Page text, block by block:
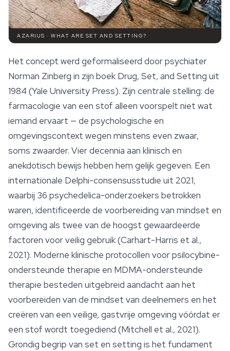
AZARIUS · WHAT ARE SET AND SETTING?
Het concept werd geformaliseerd door psychiater
Norman Zinberg in zijn boek Drug, Set, and Setting uit
1984 (Yale University Press). Zijn centrale stelling: de
farmacologie van een stof alleen voorspelt niet wat
iemand ervaart — de psychologische en
omgevingscontext wegen minstens even zwaar,
soms zwaarder. Vier decennia aan klinisch en
anekdotisch bewijs hebben hem gelijk gegeven. Een
internationale Delphi-consensusstudie uit 2021,
waarbij 36 psychedelica-onderzoekers betrokken
waren, identificeerde de voorbereiding van mindset en
omgeving als twee van de hoogst gewaardeerde
factoren voor veilig gebruik (Carhart-Harris et al.,
2021). Moderne klinische protocollen voorpsilocybine-
ondersteunde therapie en MDMA-ondersteunde
therapie besteden uitgebreid aandacht aan het
voorbereiden van de mindset van deelnemers en het
creëren van een veilige, gastvrije omgeving vóórdat er
een stof wordt toegediend (Mitchell et al., 2021).
Grondig begrip van set en setting is het fundament